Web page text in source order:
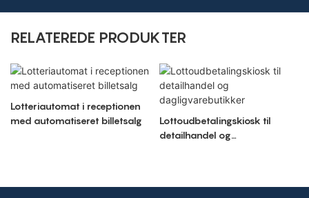
RELATEREDE PRODUKTER
Lotteriautomat i receptionen
med automatiseret billetsalg
Lottoudbetalingskiosk til
detailhandel og